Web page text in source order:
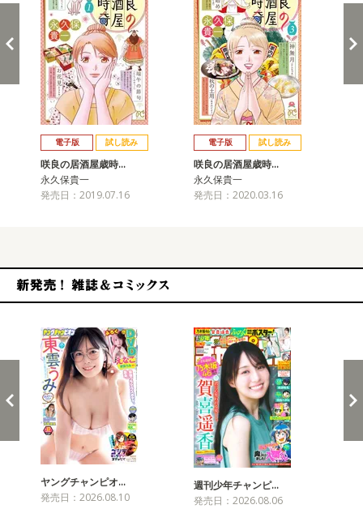
電子版 試し読み
咲良の居酒屋歳時…
永久保貴一
発売日：2019.07.16
電子版 試し読み
咲良の居酒屋歳時…
永久保貴一
発売日：2020.03.16
ヤングチャンピオ…
発売日：2026.08.10
週刊少年チャンピ…
発売日：2026.08.06